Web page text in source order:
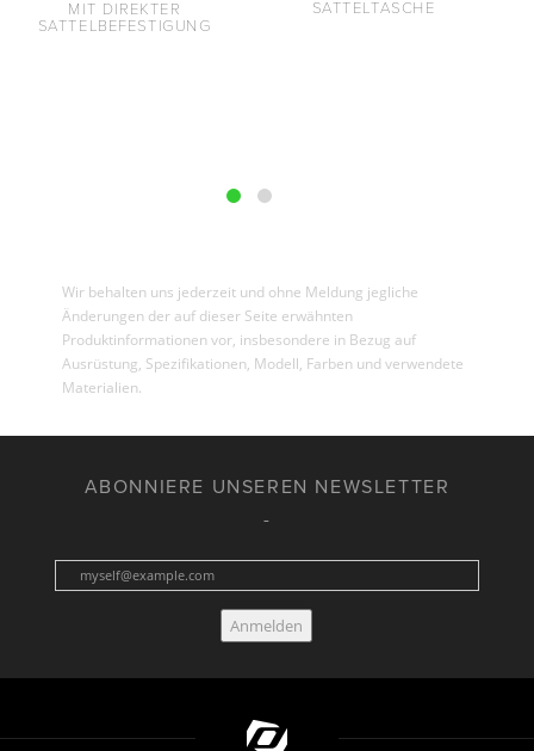
MIT DIREKTER
SATTELBEFESTIGUNG
SATTELTASCHE
Wir behalten uns jederzeit und ohne Meldung jegliche
Änderungen der auf dieser Seite erwähnten
Produktinformationen vor, insbesondere in Bezug auf
Ausrüstung, Spezifikationen, Modell, Farben und verwendete
Materialien.
ABONNIERE UNSEREN NEWSLETTER
Anmelden